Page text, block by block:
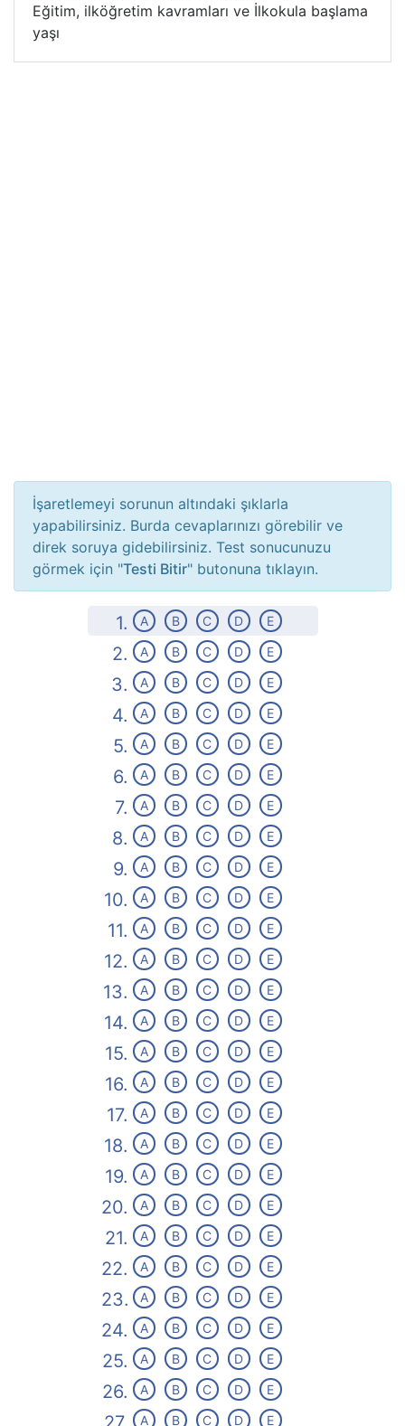
Eğitim, ilköğretim kavramları ve İlkokula başlama
yaşı
İşaretlemeyi sorunun altındaki şıklarla
yapabilirsiniz. Burda cevaplarınızı görebilir ve
direk soruya gidebilirsiniz. Test sonucunuzu
görmek için "Testi Bitir" butonuna tıklayın.
1. A B C D E
2. A B C D E
3. A B C D E
4. A B C D E
5. A B C D E
6. A B C D E
7. A B C D E
8. A B C D E
9. A B C D E
10. A B C D E
11. A B C D E
12. A B C D E
13. A B C D E
14. A B C D E
15. A B C D E
16. A B C D E
17. A B C D E
18. A B C D E
19. A B C D E
20. A B C D E
21. A B C D E
22. A B C D E
23. A B C D E
24. A B C D E
25. A B C D E
26. A B C D E
A B C D E